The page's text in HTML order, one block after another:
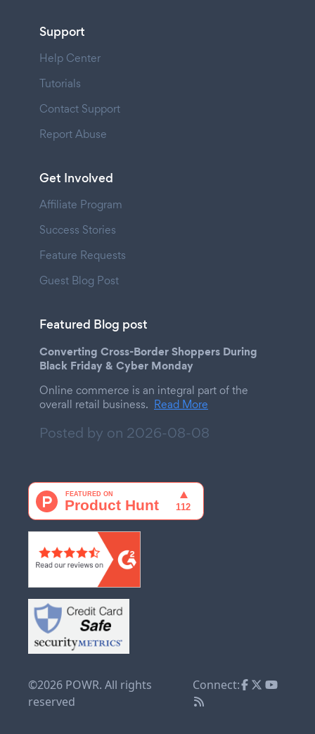
Support
Help Center
Tutorials
Contact Support
Report Abuse
Get Involved
Affiliate Program
Success Stories
Feature Requests
Guest Blog Post
Featured Blog post
Converting Cross-Border Shoppers During
Black Friday & Cyber Monday
Online commerce is an integral part of the
overall retail business. Read More
Posted by on 2026-08-08
©2026 POWR. All rights
reserved
Connect: